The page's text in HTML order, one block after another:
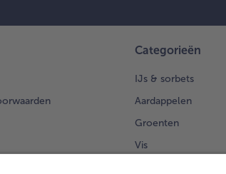
Categorieën
IJs & sorbets
Aardappelen
Groenten
Vis